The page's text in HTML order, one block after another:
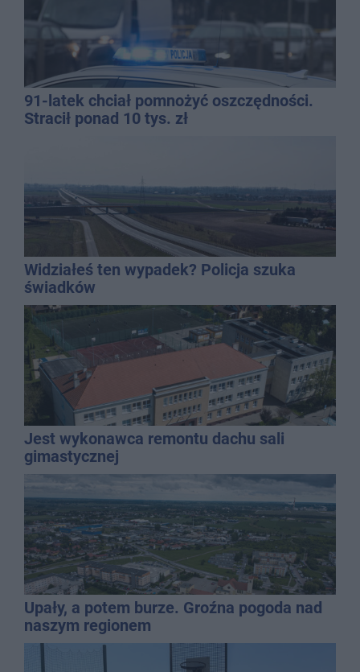
91-latek chciał pomnożyć oszczędności.
Stracił ponad 10 tys. zł
Widziałeś ten wypadek? Policja szuka
świadków
Jest wykonawca remontu dachu sali
gimastycznej
Upały, a potem burze. Groźna pogoda nad
naszym regionem